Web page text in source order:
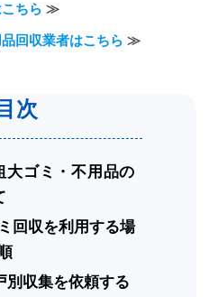
ちら ≫
回収業者はこちら ≫
大ゴミ・不用品の
回収を利用する場
別収集を依頼する